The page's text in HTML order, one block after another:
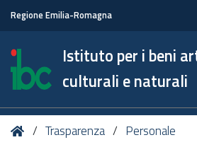
Regione Emilia-Romagna
Istituto per i beni
culturali e naturali
Tu HomeTrasparenza Personale